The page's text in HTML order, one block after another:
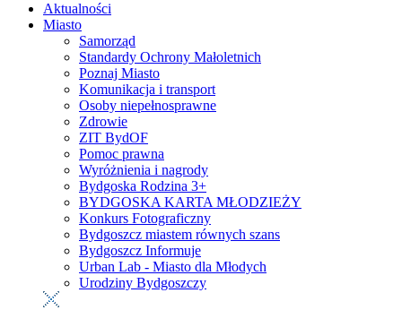
Aktualności
Miasto
Samorząd
Standardy Ochrony Małoletnich
Poznaj Miasto
Komunikacja i transport
Osoby niepełnosprawne
Zdrowie
ZIT BydOF
Pomoc prawna
Wyróżnienia i nagrody
Bydgoska Rodzina 3+
BYDGOSKA KARTA MŁODZIEŻY
Konkurs Fotograficzny
Bydgoszcz miastem równych szans
Bydgoszcz Informuje
Urban Lab - Miasto dla Młodych
Urodziny Bydgoszczy